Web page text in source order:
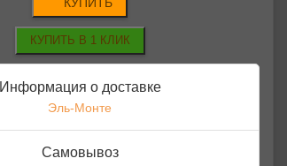
Информация о доставке
Эль-Монте
Самовывоз